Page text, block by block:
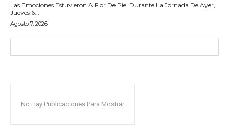
Las Emociones Estuvieron A Flor De Piel Durante La Jornada De Ayer,
Jueves 6...
Agosto 7, 2026
No Hay Publicaciones Para Mostrar